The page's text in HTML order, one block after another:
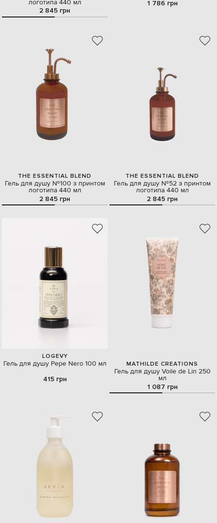
логотипа 440 мл
2 845 грн
1 786 грн
THE ESSENTIAL BLEND
Гель для душу №100 з принтом
логотипа 440 мл
2 845 грн
THE ESSENTIAL BLEND
Гель для душу №52 з принтом
логотипа 440 мл
2 845 грн
LOGEVY
Гель для душу Pepe Nero 100 мл
415 грн
MATHILDE CREATIONS
Гель для душу Voile de Lin 250
мл
1 087 грн